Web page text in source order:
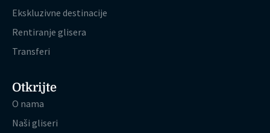
Ekskluzivne destinacije
Rentiranje glisera
Transferi
Otkrijte
O nama
Naši gliseri